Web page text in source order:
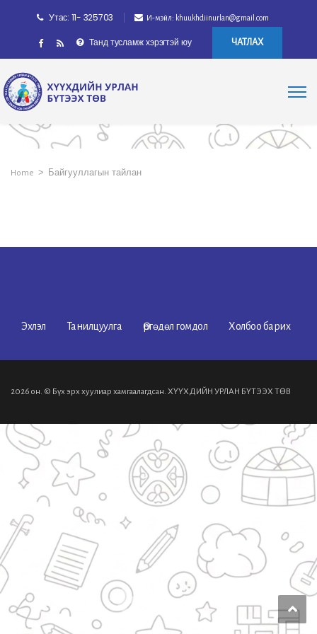
Утас: 11- 325703 И-мэйл: khuukhdiinurlan@gmail.com
Танд тусламж хэрэгтэй юу ЧАТЛАХ
Home > Байгууллагын тайлан
Эхлэл Танилцуулга Өргөдөл гомдол Холбоо барих
2026 он. © Бүх эрх хуулиар хамгаалагдсан. ХҮҮХДИЙН УРЛАН БҮТЭЭХ ТӨВ